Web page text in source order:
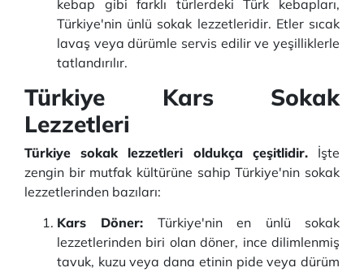
kebap gibi farklı türlerdeki Türk kebapları,
Türkiye'nin ünlü sokak lezzetleridir. Etler sıcak
lavaş veya dürümle servis edilir ve yeşilliklerle
tatlandırılır.
Türkiye Kars Sokak
Lezzetleri
Türkiye sokak lezzetleri oldukça çeşitlidir. İşte
zengin bir mutfak kültürüne sahip Türkiye'nin sokak
lezzetlerinden bazıları:
Kars Döner: Türkiye'nin en ünlü sokak
lezzetlerinden biri olan döner, ince dilimlenmiş
tavuk, kuzu veya dana etinin pide veya dürüm